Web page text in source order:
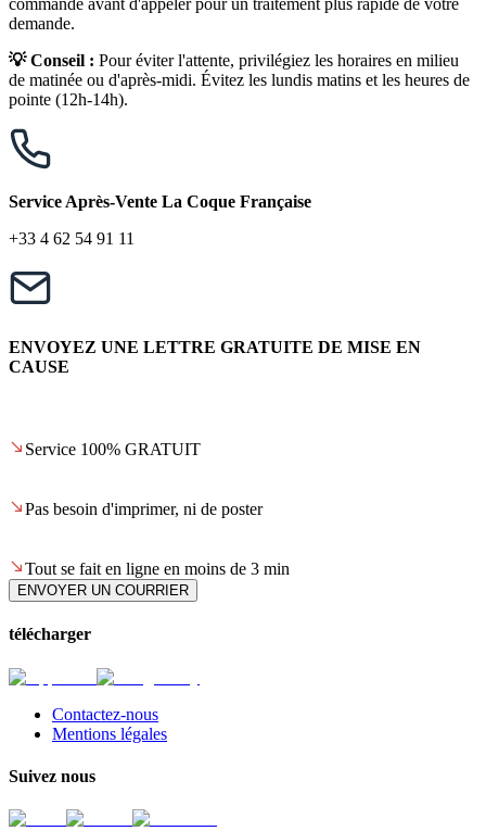
commande avant d'appeler pour un traitement plus rapide de votre
demande.
💡 Conseil : Pour éviter l'attente, privilégiez les horaires en milieu
de matinée ou d'après-midi. Évitez les lundis matins et les heures de
pointe (12h-14h).
Service Après-Vente La Coque Française
+33 4 62 54 91 11
ENVOYEZ UNE LETTRE GRATUITE DE MISE EN
CAUSE
Service 100% GRATUIT
Pas besoin d'imprimer, ni de poster
Tout se fait en ligne en moins de 3 min
ENVOYER UN COURRIER
télécharger
Contactez-nous
Mentions légales
Suivez nous